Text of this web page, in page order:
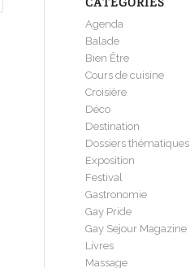
Agenda
Balade
Bien Être
Cours de cuisine
Croisière
Déco
Destination
Dossiers thématiques
Exposition
Festival
Gastronomie
Gay Pride
Gay Sejour Magazine
Livres
Massage